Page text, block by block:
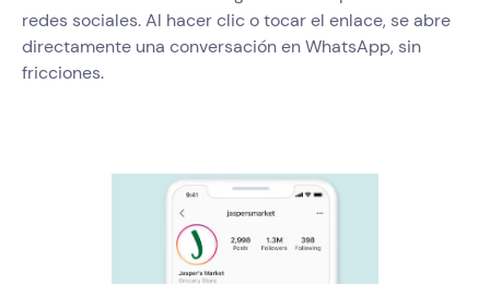
redes sociales. Al hacer clic o tocar el enlace, se abre
directamente una conversación en WhatsApp, sin
fricciones.